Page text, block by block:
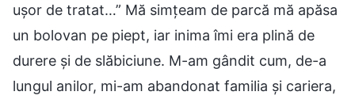
ușor de tratat…” Mă simțeam de parcă mă apăsa
un bolovan pe piept, iar inima îmi era plină de
durere și de slăbiciune. M-am gândit cum, de-a
lungul anilor, mi-am abandonat familia și cariera,